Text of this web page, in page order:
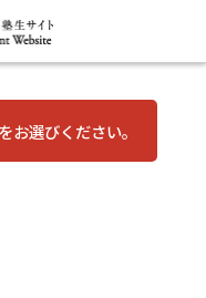
お選びください。
English